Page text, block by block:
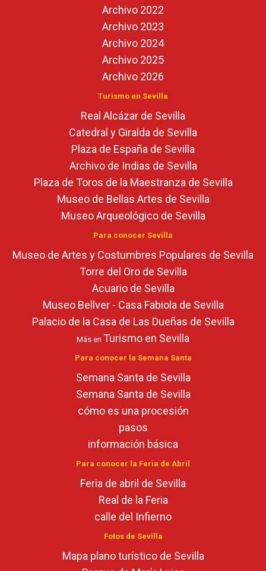
Archivo 2022
Archivo 2023
Archivo 2024
Archivo 2025
Archivo 2026
Turismo en Sevilla
Real Alcázar de Sevilla
Catedral y Giralda de Sevilla
Plaza de España de Sevilla
Archivo de Indias de Sevilla
Plaza de Toros de la Maestranza de Sevilla
Museo de Bellas Artes de Sevilla
Museo Arqueológico de Sevilla
Para conocer Sevilla
Museo de Artes y Costumbres Populares de Sevilla
Torre del Oro de Sevilla
Acuario de Sevilla
Museo Bellver - Casa Fabiola de Sevilla
Palacio de la Casa de Las Dueñas de Sevilla
Más en Turismo en Sevilla
Para conocer la Semana Santa
Semana Santa de Sevilla
Semana Santa de Sevilla
cómo es una procesión
pasos
información básica
Para conocer la Feria de Abril
Feria de abril de Sevilla
Real de la Feria
calle del Infierno
Fotos de Sevilla
Mapa plano turístico de Sevilla